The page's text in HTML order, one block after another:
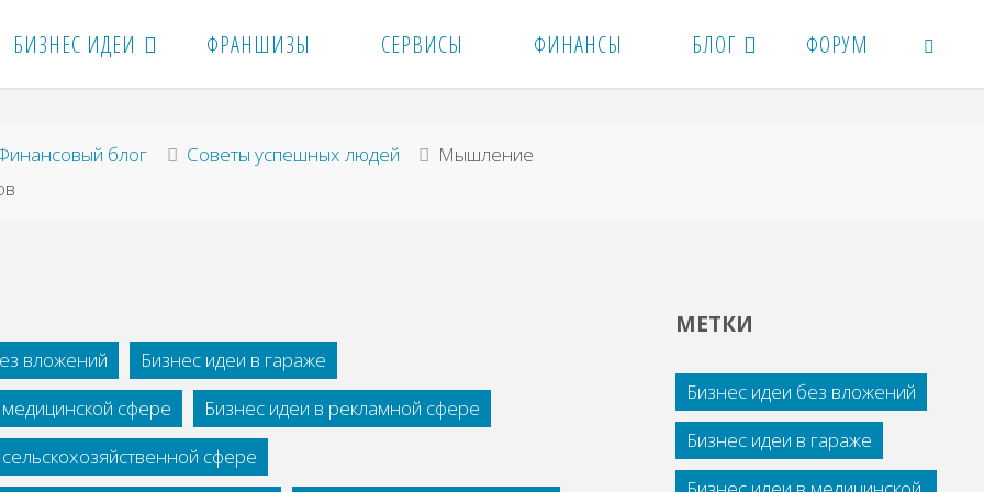
БИЗНЕС ИДЕИ ФРАНШИЗЫ СЕРВИСЫ ФИНАНСЫ БЛОГ ФОРУМ
блог Советы успешных людей
Мышление
вложений
Бизнес идеи в гараже
сфере
Бизнес идеи в рекламной сфере
сфере
МЕТКИ
Бизнес идеи без вложений
Бизнес идеи в гараже